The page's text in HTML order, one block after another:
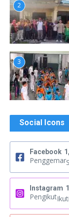
2
3
Social Icons
Facebook
Penggemar
Instagram
PengikutIkuti